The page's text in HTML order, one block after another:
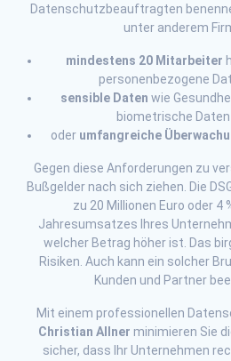
Datenschutzbeauftragten
unter anderem
mindestens 20 Mitarbeiter
personenbezogene
sensible Daten wie
biometrische
oder umfangreiche
Gegen diese Anforderungen zu
Bußgelder nach sich ziehen. Die
zu 20 Millionen Euro oder 4
Jahresumsatzes Ihres
welcher Betrag höher ist. Das
Risiken. Auch kann ein solcher
Kunden und Partner
Mit einem professionellen
Christian Allner minimieren Sie
sicher, dass Ihr Unternehmen